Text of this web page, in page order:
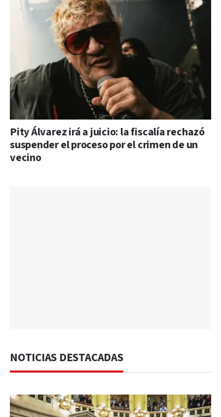
Pity Álvarez irá a juicio: la fiscalía rechazó
suspender el proceso por el crimen de un
vecino
NOTICIAS DESTACADAS